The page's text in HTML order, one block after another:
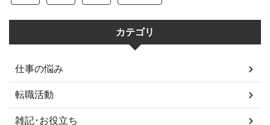
カテゴリ
仕事の悩み
転職活動
雑記･お役立ち